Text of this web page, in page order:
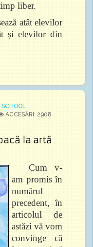
liber.
atât elevilor
și elevilor din
SCHOOL
ACCESĂRI: 2908
la artă
Cum v-
am promis în
numărul
precedent, în
articolul de
astăzi vă vom
convinge că